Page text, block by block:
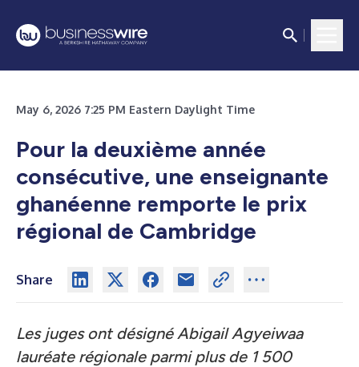
May 6, 2026 7:25 PM Eastern Daylight Time
Pour la deuxième année
consécutive, une enseignante
ghanéenne remporte le prix
régional de Cambridge
Share
Les juges ont désigné Abigail Agyeiwaa
lauréate régionale parmi plus de 1 500